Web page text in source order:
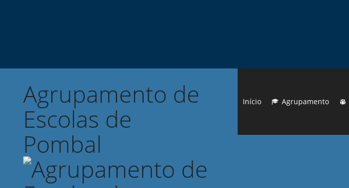
Agrupamento de
Escolas de
Pombal
Início Agrupamento